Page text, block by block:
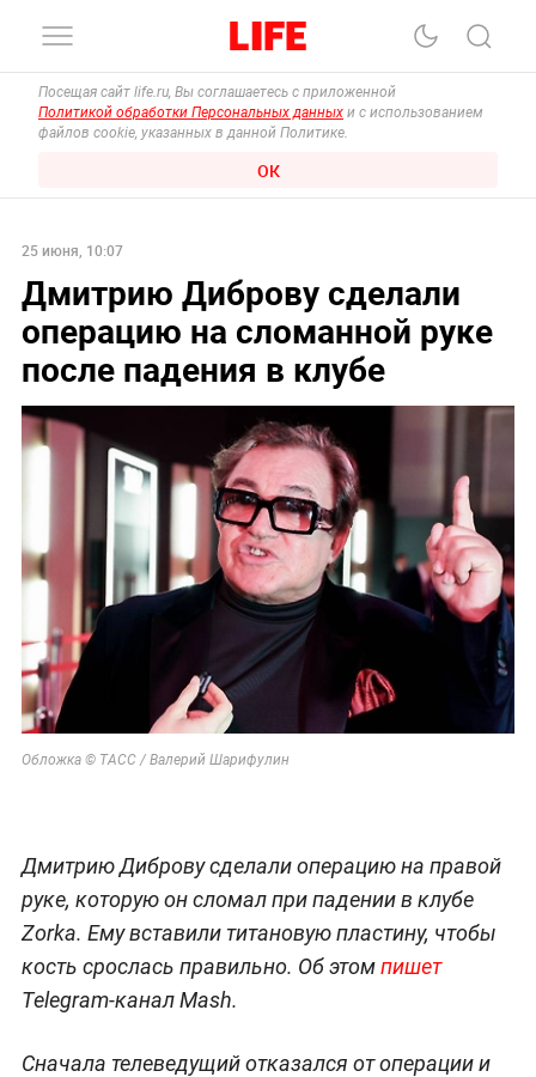
Посещая сайт life.ru, Вы соглашаетесь с приложенной
Политикой обработки Персональных данных и с использованием
файлов cookie, указанных в данной Политике.
ОК
25 июня, 10:07
Дмитрию Диброву сделали
операцию на сломанной руке
после падения в клубе
Обложка © ТАСС / Валерий Шарифулин
Дмитрию Диброву сделали операцию на правой
руке, которую он сломал при падении в клубе
Zorka. Ему вставили титановую пластину, чтобы
кость срослась правильно. Об этомпишет
Telegram-канал Mash.
Сначала телеведущий отказался от операции и